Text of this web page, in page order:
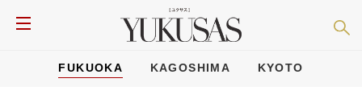
FUKUOKA KAGOSHIMA KYOTO